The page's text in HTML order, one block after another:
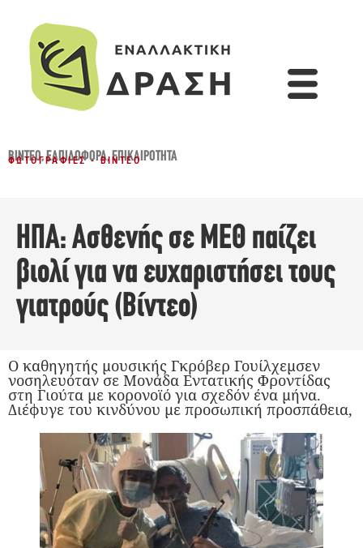
ΒΊΝΤΕΟ,ΕΛΠΙΔΟΦΌΡΑ,ΕΠΙΚΑΙΡΌΤΗΤΑ
ΦΩΤΟΓΡΑΦΊΕΣ - ΒΊΝΤΕΟ
ΗΠΑ: Ασθενής σε ΜΕΘ παίζει
βιολί για να ευχαριστήσει τους
γιατρούς (Βίντεο)
Ο καθηγητής μουσικής Γκρόβερ Γουίλχεμσεν
νοσηλευόταν σε Μονάδα Εντατικής Φροντίδας
στη Γιούτα με κορονοϊό για σχεδόν ένα μήνα.
Διέφυγε του κινδύνου με προσωπική προσπάθεια,